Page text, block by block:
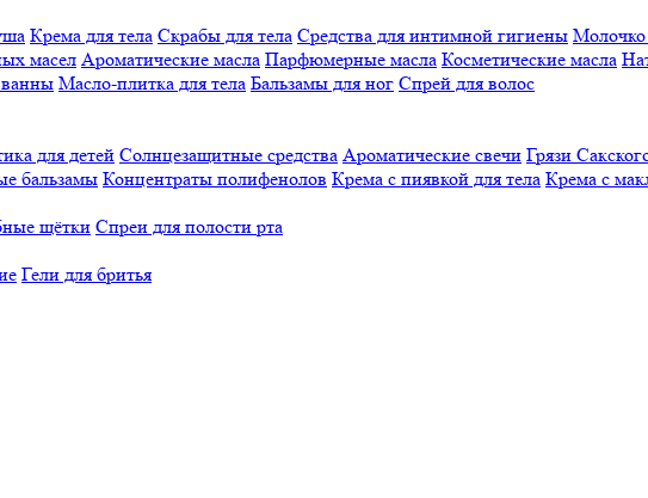
Крема для тела Скрабы для тела Средства для интимной гигиены Молочко
масел Ароматические масла Парфюмерные масла Косметические масла
Масло-плитка для тела Бальзамы для ног Спрей для волос
для детей Солнцезащитные средства Ароматические свечи Грязи
бальзамы Концентраты полифенолов Крема с пиявкой для тела Крема с
щётки Спреи для полости рта
Гели для бритья